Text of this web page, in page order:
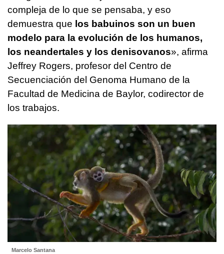
compleja de lo que se pensaba, y eso
demuestra que los babuinos son un buen
modelo para la evolución de los humanos,
los neandertales y los denisovanos», afirma
Jeffrey Rogers, profesor del Centro de
Secuenciación del Genoma Humano de la
Facultad de Medicina de Baylor, codirector de
los trabajos.
Marcelo Santana